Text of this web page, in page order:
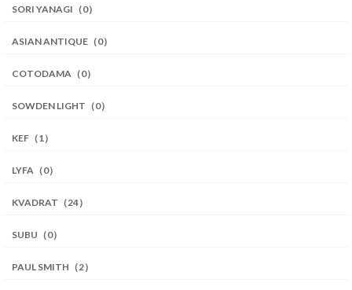
SORI YANAGI（0）
ASIAN ANTIQUE（0）
COTODAMA（0）
SOWDEN LIGHT（0）
KEF（1）
LYFA（0）
KVADRAT（24）
SUBU（0）
PAUL SMITH（2）